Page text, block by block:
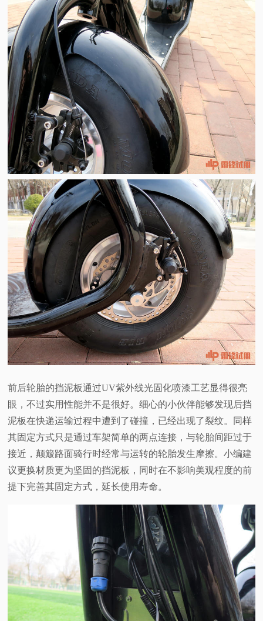
前后轮胎的挡泥板通过UV紫外线光固化喷漆工艺显得很亮
眼，不过实用性能并不是很好。细心的小伙伴能够发现后挡
泥板在快递运输过程中遭到了碰撞，已经出现了裂纹。同样
其固定方式只是通过车架简单的两点连接，与轮胎间距过于
接近，颠簸路面骑行时经常与运转的轮胎发生摩擦。小编建
议更换材质更为坚固的挡泥板，同时在不影响美观程度的前
提下完善其固定方式，延长使用寿命。